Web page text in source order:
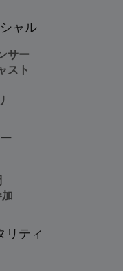
ャル
サー
スト
リティ